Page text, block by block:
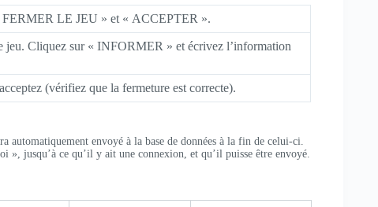
LE JEU » et « ACCEPTER ».
Cliquez sur « INFORMER » et écrivez l’information
(vérifiez que la fermeture est correcte).
automatiquement envoyé à la base de données à la fin de celui-ci.
», jusqu’à ce qu’il y ait une connexion, et qu’il puisse être envoyé.